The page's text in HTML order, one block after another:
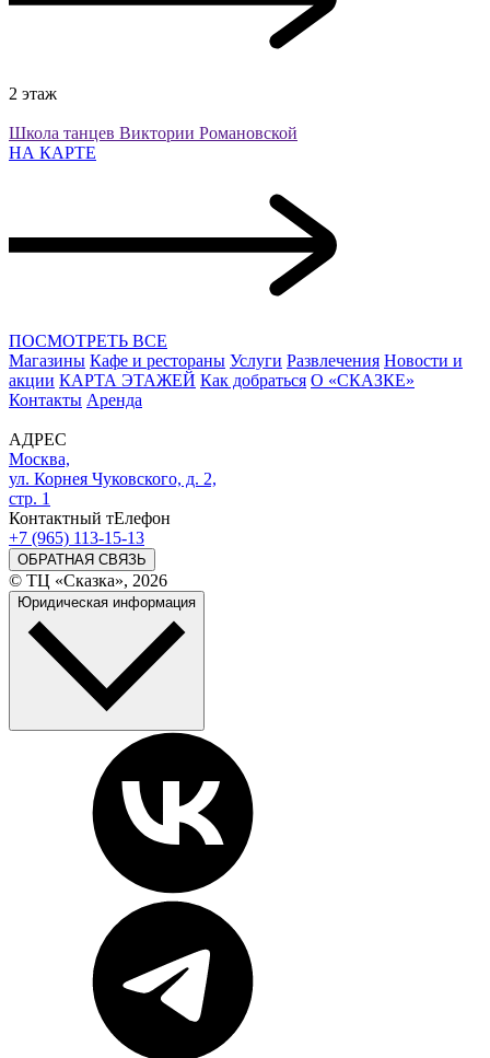
2 этаж
Школа танцев Виктории Романовской
НА КАРТЕ
ПОСМОТРЕТЬ ВСЕ
Магазины Кафе и рестораны Услуги Развлечения Новости и
акции КАРТА ЭТАЖЕЙ Как добраться О «СКАЗКЕ»
Контакты Аренда
АДРЕС
Москва,
ул. Корнея Чуковского, д. 2,
стр. 1
Контактный тЕлефон
+7 (965) 113-15-13
ОБРАТНАЯ СВЯЗЬ
© ТЦ «Сказка», 2026
Юридическая информация